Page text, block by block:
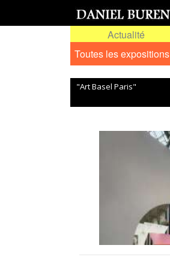
Actualité
Toutes les expositions
"Art Basel Paris"